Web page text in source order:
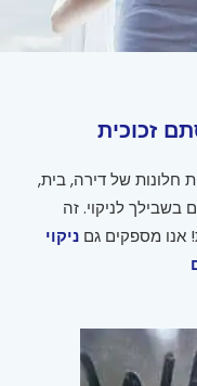
זכוכית
חלונות של דירה, בית,
בשבילך לניקוי. זה
אנו מספקים גם ניקוי